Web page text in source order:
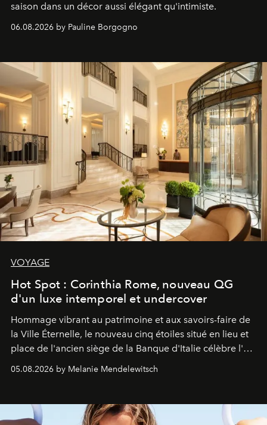
saison dans un décor aussi élégant qu'intimiste.
06.08.2026 by Pauline Borgogno
VOYAGE
Hot Spot : Corinthia Rome, nouveau QG
d'un luxe intemporel et undercover
Hommage vibrant au patrimoine et aux savoirs-faire de
la Ville Éternelle, le nouveau cinq étoiles situé en lieu et
place de l'ancien siège de la Banque d'Italie célèbre l'art
de vivre Romain dans toute son élégance intemporelle.
05.08.2026 by Melanie Mendelewitsch